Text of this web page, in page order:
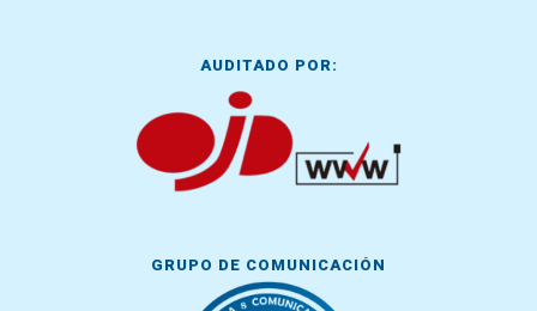
AUDITADO POR:
GRUPO DE COMUNICACIÓN